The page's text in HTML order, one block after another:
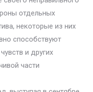
отдельных
некоторые из них
способствуют
и других
части